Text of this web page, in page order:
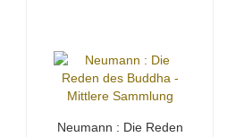
Neumann : Die Reden